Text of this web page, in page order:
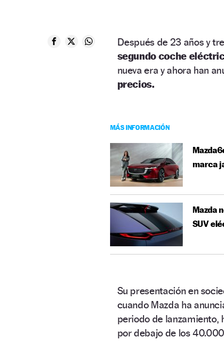
Después de 23 años y
segundo coche
nueva era y ahora han
precios.
MÁS INFORMACIÓN
marca
Mazda
SUV
Su presentación en
cuando Mazda ha
periodo de lanzamiento,
por debajo de los